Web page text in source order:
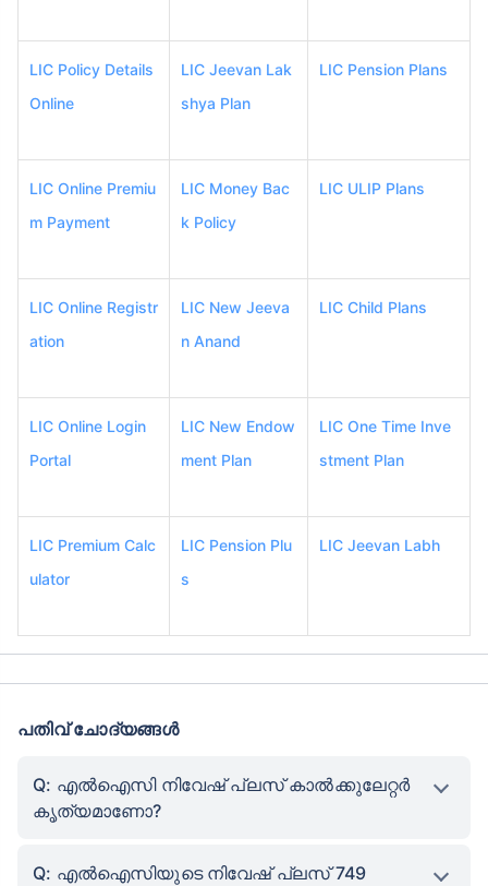
LIC Policy Details
Online
LIC Jeevan Lak
shya Plan
LIC Pension Plans
LIC Online Premiu
m Payment
LIC Money Bac
k Policy
LIC ULIP Plans
LIC Online Registr
ation
LIC New Jeeva
n Anand
LIC Child Plans
LIC Online Login
Portal
LIC New Endow
ment Plan
LIC One Time Inve
stment Plan
LIC Premium Calc
ulator
LIC Pension Plu
s
LIC Jeevan Labh
പതിവ് ചോദ്യങ്ങൾ
Q: എൽഐസി നിവേഷ് പ്ലസ് കാൽക്കുലേറ്റർ
കൃത്യമാണോ?
Q: എൽഐസിയുടെ നിവേഷ് പ്ലസ് 749